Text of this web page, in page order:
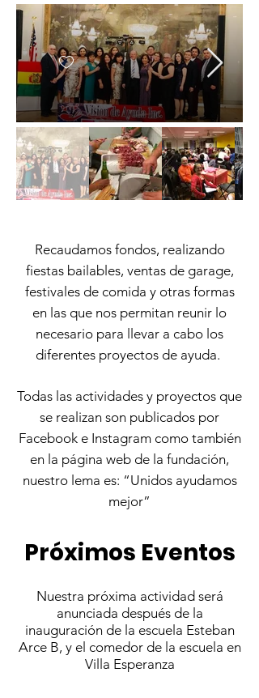
Recaudamos fondos, realizando
fiestas bailables, ventas de garage,
festivales de comida y otras formas
en las que nos permitan reunir lo
necesario para llevar a cabo los
diferentes proyectos de ayuda.
Todas las actividades y proyectos que
se realizan son publicados por
Facebook e Instagram como también
en la página web de la fundación,
nuestro lema es: “Unidos ayudamos
mejor”
Próximos Eventos
Nuestra próxima actividad será
anunciada después de la
inauguración de la escuela Esteban
Arce B, y el comedor de la escuela en
Villa Esperanza